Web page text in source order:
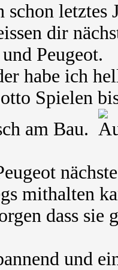
schon letztes
dir
Peugeot.
habe ich
Spielen
am Bau.
mithalten
dass sie
und